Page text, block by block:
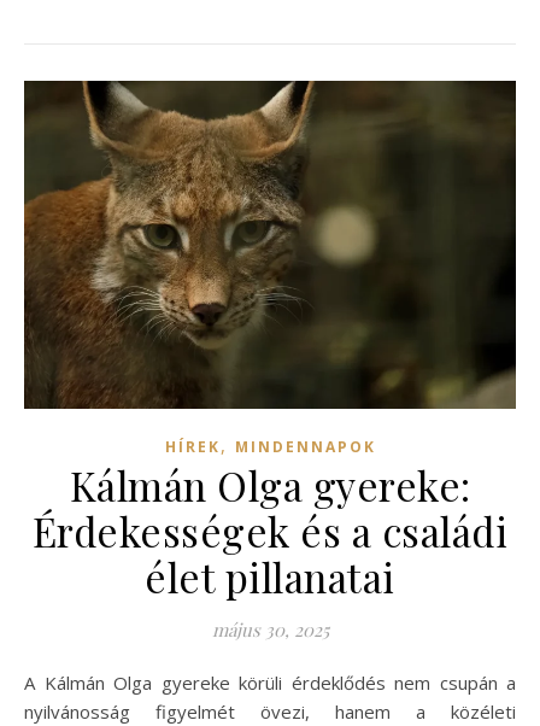
HÍREK, MINDENNAPOK
Kálmán Olga gyereke:
Érdekességek és a családi
élet pillanatai
május 30, 2025
A Kálmán Olga gyereke körüli érdeklődés nem csupán a
nyilvánosság figyelmét övezi, hanem a közéleti